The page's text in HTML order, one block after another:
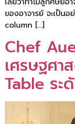
ของอาจารย์ จะเป็นอ
column […]
Chef
เศรษฐศ
Table ระ